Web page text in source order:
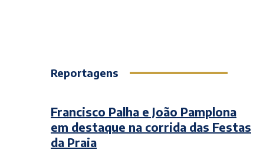
Reportagens
Francisco Palha e João Pamplona
em destaque na corrida das Festas
da Praia